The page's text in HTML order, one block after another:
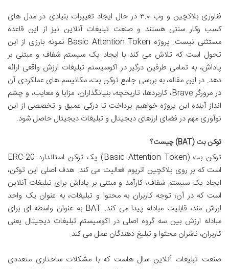
فناوری بلاکچین و وب ۳.۰ در حال ایجاد تغییرات بنیادی در مدل های
کسب وکار سنتی هستند و صنعت تبلیغات آنلاین نیز از این قاعده
مستثنی نیست. پروژه Basic Attention Token نمونه بارزی از این
تحول است که تلاش می کند با ایجاد یک سیستم شفاف و مبتنی بر
پاداش، به تمامی طرفین درگیر در اکوسیستم تبلیغات ارزش واقعی ارائه
دهد. در این مقاله، به بررسی جامع توکن بت، مکانیسم های عملکردی آن
در مرورگر Brave، کاربردها، تاریخچه، بنیانگذاران، مزایا و معایب، و چشم
انداز آینده این پروژه خواهیم پرداخت تا درکی عمیق و تخصصی از این
نوآوری مهم در فضای ارزهای دیجیتال و تبلیغات دیجیتال حاصل شود.
توکن بت (BAT) چیست؟
توکن بت (Basic Attention Token) یک توکن استاندارد ERC-20
است که بر روی بلاکچین اتریوم فعالیت می کند. هدف اصلی این توکن،
ایجاد یک سیستم شفاف، کارآمد و مبتنی بر پاداش برای تبلیغات آنلاین
است که در آن، توجه کاربران به محتوا و تبلیغات، به عنوان یک واحد
ارزش مند، قابلیت مبادله پیدا می کند. BAT به عنوان واسطه ای برای
مبادله ارزش بین سه گروه اصلی در اکوسیستم تبلیغات دیجیتال یعنی
کاربران، ناشران محتوا و تبلیغ دهندگان عمل می کند.
صنعت تبلیغات آنلاین سال هاست که با مشکلات ساختاری متعددی